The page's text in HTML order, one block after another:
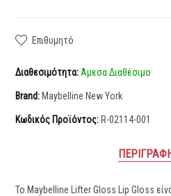
Επιθυμητό
Διαθεσιμότητα: Άμεσα Διαθέσιμο
Brand: Maybelline New York
Κωδικός Προϊόντος: R-02114-001
Το Maybelline Lifter Gloss Lip Gloss